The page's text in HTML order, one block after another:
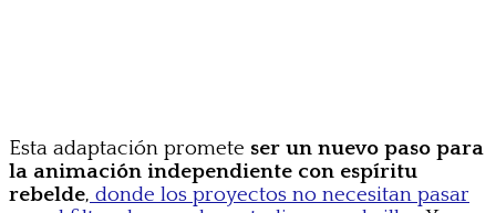
Esta adaptación promete ser un nuevo paso para
la animación independiente con espíritu
rebelde, donde los proyectos no necesitan pasar